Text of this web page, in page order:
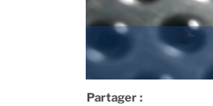
Partager :